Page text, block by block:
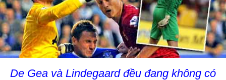
De Gea và Lindegaard đều đang không có